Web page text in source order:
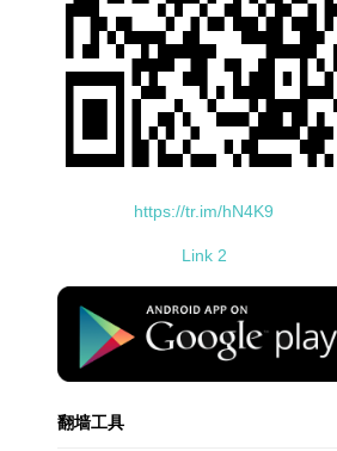
https://tr.im/hN4K9
Link 2
standard-icon-googleplay-
翻墙工具